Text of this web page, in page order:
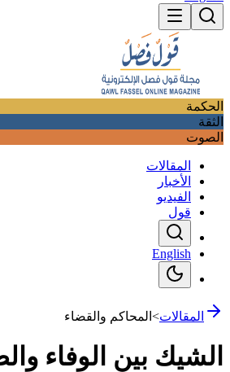
الحكمة
الثقة
الصوت
المقالات
الأخبار
الفيديو
قول
English
المقالات> المحاكم والقضاء
الشيك بين الوفاء